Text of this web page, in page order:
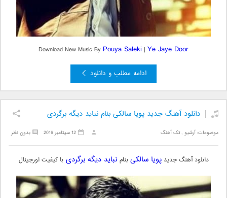
Download New Music By Pouya Saleki | Ye Jaye Door
ادامه مطلب و دانلود
دانلود آهنگ جدید پویا سالکی بنام نباید دیگه برگردی
موضوعات:آرشیو ,تک آهنگ بدون نظر 12 سپتامبر 2016
دانلود آهنگ جدیدپویا سالکیبنام نباید دیگه برگردی با کیفیت اورجینال